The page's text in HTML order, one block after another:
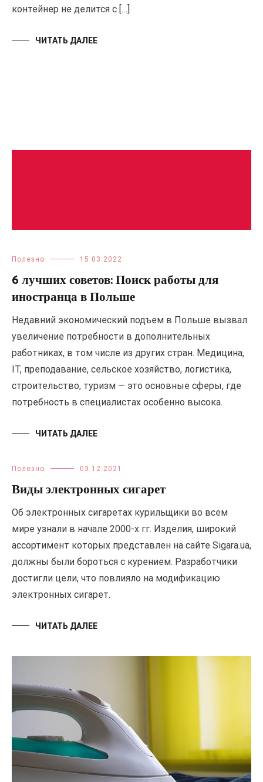
контейнер не делится с […]
ЧИТАТЬ ДАЛЕЕ
Полезно 15.03.2022
6 лучших советов: Поиск работы для
иностранца в Польше
Недавний экономический подъем в Польше вызвал
увеличение потребности в дополнительных
работниках, в том числе из других стран. Медицина,
IT, преподавание, сельское хозяйство, логистика,
строительство, туризм — это основные сферы, где
потребность в специалистах особенно высока.
ЧИТАТЬ ДАЛЕЕ
Полезно 03.12.2021
Виды электронных сигарет
Об электронных сигаретах курильщики во всем
мире узнали в начале 2000-х гг. Изделия, широкий
ассортимент которых представлен на сайте Sigara.ua,
должны были бороться с курением. Разработчики
достигли цели, что повлияло на модификацию
электронных сигарет.
ЧИТАТЬ ДАЛЕЕ